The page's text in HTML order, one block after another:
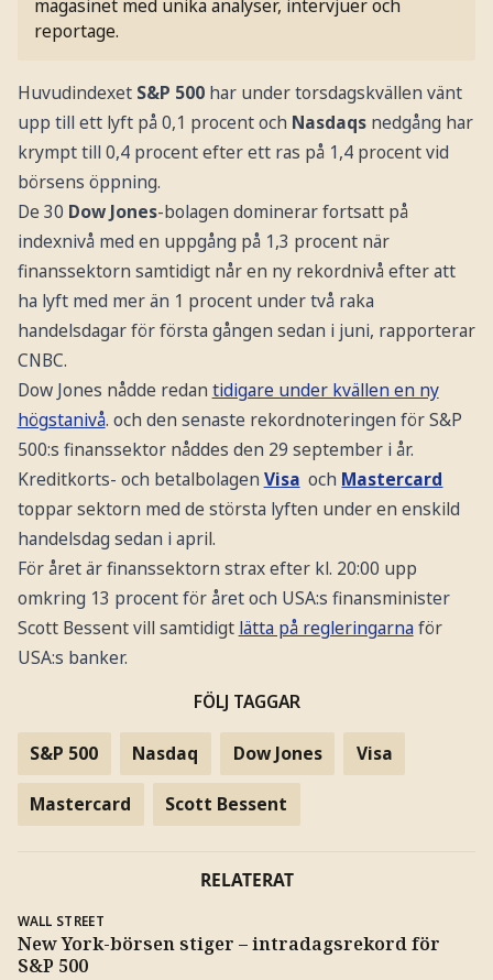
magasinet med unika analyser, intervjuer och
reportage.
Huvudindexet S&P 500 har under torsdagskvällen vänt
upp till ett lyft på 0,1 procent och Nasdaqs nedgång har
krympt till 0,4 procent efter ett ras på 1,4 procent vid
börsens öppning.
De 30 Dow Jones-bolagen dominerar fortsatt på
indexnivå med en uppgång på 1,3 procent när
finanssektorn samtidigt når en ny rekordnivå efter att
ha lyft med mer än 1 procent under två raka
handelsdagar för första gången sedan i juni, rapporterar
CNBC.
Dow Jones nådde redan tidigare under kvällen en ny
högstanivå. och den senaste rekordnoteringen för S&P
500:s finanssektor nåddes den 29 september i år.
Kreditkorts- och betalbolagen Visa och Mastercard
toppar sektorn med de största lyften under en enskild
handelsdag sedan i april.
För året är finanssektorn strax efter kl. 20:00 upp
omkring 13 procent för året och USA:s finansminister
Scott Bessent vill samtidigt lätta på regleringarnaför
USA:s banker.
FÖLJ TAGGAR
S&P 500 Nasdaq Dow Jones Visa
Mastercard Scott Bessent
RELATERAT
WALL STREET
New York-börsen stiger – intradagsrekord för
S&P 500